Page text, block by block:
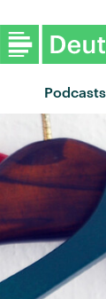
Podcasts